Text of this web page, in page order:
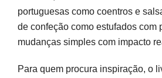
portuguesas como coentros e
de confeção como estufados com
mudanças simples com impacto
Para quem procura inspiração, o